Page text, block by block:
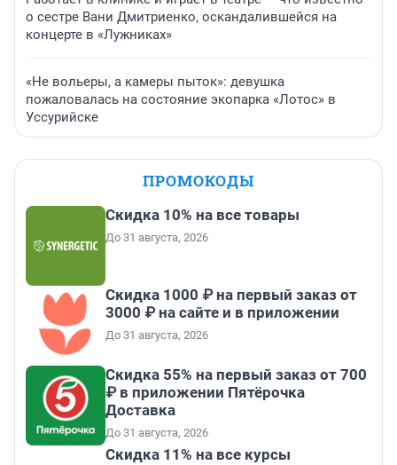
о сестре Вани Дмитриенко, оскандалившейся на
концерте в «Лужниках»
«Не вольеры, а камеры пыток»: девушка
пожаловалась на состояние экопарка «Лотос» в
Уссурийске
ПРОМОКОДЫ
Скидка 10% на все товары
До 31 августа, 2026
Скидка 1000 ₽ на первый заказ от
3000 ₽ на сайте и в приложении
До 31 августа, 2026
Скидка 55% на первый заказ от 700
₽ в приложении Пятёрочка
Доставка
До 31 августа, 2026
Скидка 11% на все курсы